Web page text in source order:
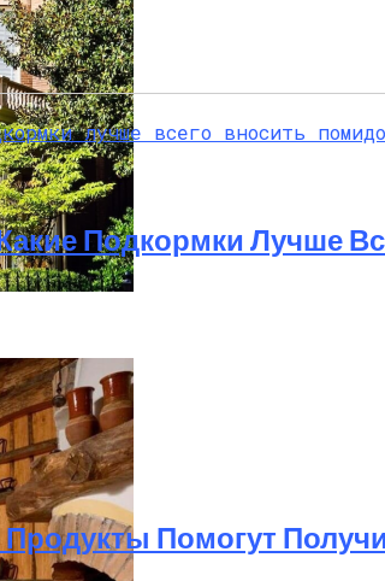
Подкормки Лучше
Помогут